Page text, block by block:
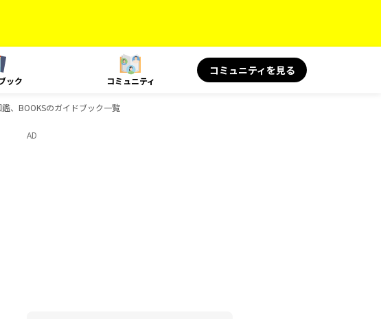
ック コミュニティ
コミュニティを見る
、BOOKSのガイドブック一覧
AD